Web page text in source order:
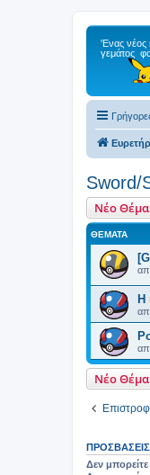
Sword/
Νέο Θέμα
ΘΈΜΑΤΑ
Η
Νέο Θέμα
Δεν μπορείτε